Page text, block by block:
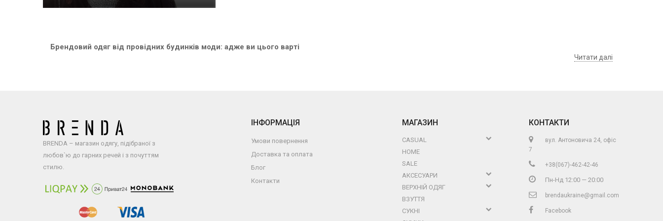
Брендовий одяг від провідних будинків моди: адже ви цього варті
Читати далі
BRENDA – магазин одягу, підібраної з
любов`ю до гарних речей і з почуттям
стилю.
ІНФОРМАЦІЯ
Умови повернення
Доставка та оплата
Блог
Контакти
МАГАЗИН
CASUAL
Блузи, сорочки
Жакети, кардигани
Комбінезони
Костюми
Пляжний одяг
Светри і трикотаж
HOME
SALE
АКСЕСУАРИ
Головні убори
Окуляри
Парасолі
ВЕРХНІЙ ОДЯГ
Жилети
Куртки, пуховики
ВЗУТТЯ
СУКНІ
КОНТАКТИ
вул. Антоновича 24, офіс
7
+38(067)-462-42-46
Пн-Нд 12:00 — 20:00
brendaukraine@gmail.com
Facebook